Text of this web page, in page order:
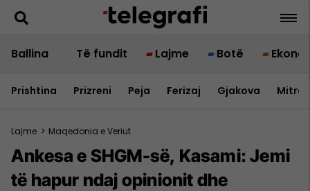
Ballina Të fundit Lajme Botë
Prishtina Prizreni Peja Ferizaj Gjakova
Lajme > Maqedonia e Veriut
Ankesa e SHGM-së, Kasami: Jemi
të hapur ndaj opinionit dhe